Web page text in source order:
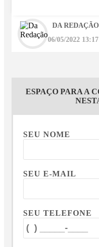
DA REDAÇÃO
06/05/2022 13:17
ESPAÇO PARA A
SEU NOME
SEU E-MAIL
SEU TELEFONE